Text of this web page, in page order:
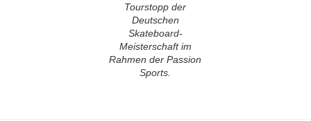
Tourstopp der
Deutschen
Skateboard-
Meisterschaft im
Rahmen der Passion
Sports.